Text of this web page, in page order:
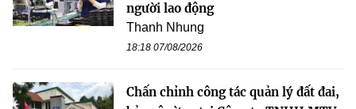
người lao động
Thanh Nhung
18:18 07/08/2026
Chấn chỉnh công tác quản lý đất đai,